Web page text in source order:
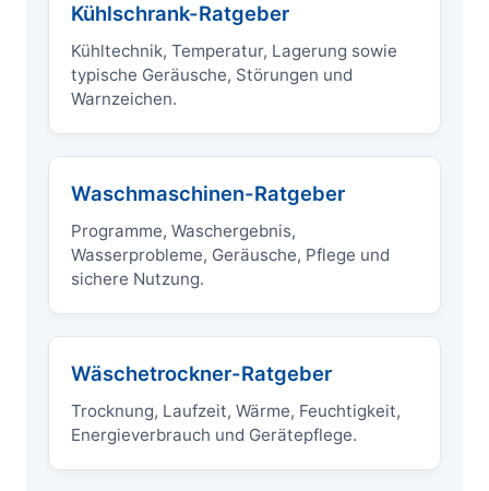
Kühlschrank-Ratgeber
Kühltechnik, Temperatur, Lagerung sowie
typische Geräusche, Störungen und
Warnzeichen.
Waschmaschinen-Ratgeber
Programme, Waschergebnis,
Wasserprobleme, Geräusche, Pflege und
sichere Nutzung.
Wäschetrockner-Ratgeber
Trocknung, Laufzeit, Wärme, Feuchtigkeit,
Energieverbrauch und Gerätepflege.